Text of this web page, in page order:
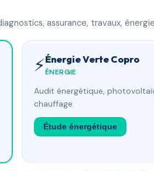
assurance, travaux,
⚡Énergie Verte Copro
ÉNERGIE
Audit énergétique,
chauffage.
Étude énergétique